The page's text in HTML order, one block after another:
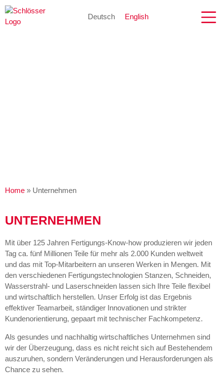
Deutsch English
Home » Unternehmen
UNTERNEHMEN
Mit über 125 Jahren Fertigungs-Know-how produzieren wir jeden
Tag ca. fünf Millionen Teile für mehr als 2.000 Kunden weltweit
und das mit Top-Mitarbeitern an unseren Werken in Mengen. Mit
den verschiedenen Fertigungstechnologien Stanzen, Schneiden,
Wasserstrahl- und Laserschneiden lassen sich Ihre Teile flexibel
und wirtschaftlich herstellen. Unser Erfolg ist das Ergebnis
effektiver Teamarbeit, ständiger Innovationen und strikter
Kundenorientierung, gepaart mit technischer Fachkompetenz.
Als gesundes und nachhaltig wirtschaftliches Unternehmen sind
wir der Überzeugung, dass es nicht reicht sich auf Bestehendem
auszuruhen, sondern Veränderungen und Herausforderungen als
Chance zu sehen.